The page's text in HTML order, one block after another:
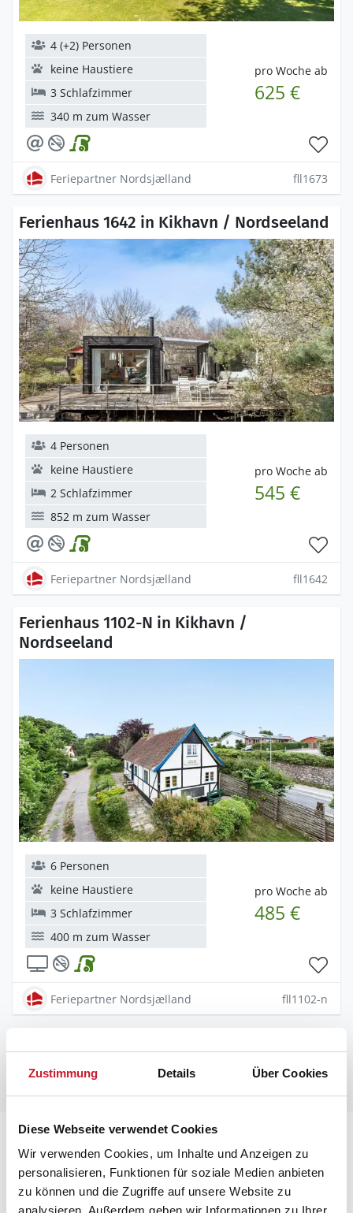
Zustimmung Details Über Cookies
Diese Webseite verwendet Cookies
Wir verwenden Cookies, um Inhalte und Anzeigen zu
personalisieren, Funktionen für soziale Medien anbieten
zu können und die Zugriffe auf unsere Website zu
analysieren. Außerdem geben wir Informationen zu Ihrer
pro Woche ab
625 €
4 (+2) Personen
keine Haustiere
3 Schlafzimmer
340 m zum Wasser
Feriepartner Nordsjælland fll1673
Ferienhaus 1642 in Kikhavn / Nordseeland
pro Woche ab
545 €
4 Personen
keine Haustiere
2 Schlafzimmer
852 m zum Wasser
Feriepartner Nordsjælland fll1642
Ferienhaus 1102-N in Kikhavn /
Nordseeland
pro Woche ab
485 €
6 Personen
keine Haustiere
3 Schlafzimmer
400 m zum Wasser
Feriepartner Nordsjælland fll1102-n
1
Mehr zum Urlaub auf Seeland